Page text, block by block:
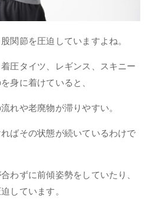
関節を圧迫していますよね。
圧タイツ、レギンス、スキニー
身に着けていると、
れや老廃物が滞りやすい。
ばその状態が続いているわけで
わずに前傾姿勢をしていたり、
しています。